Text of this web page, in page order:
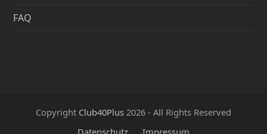
FAQ
Copyright Club40Plus 2026 - All Rights Reserved